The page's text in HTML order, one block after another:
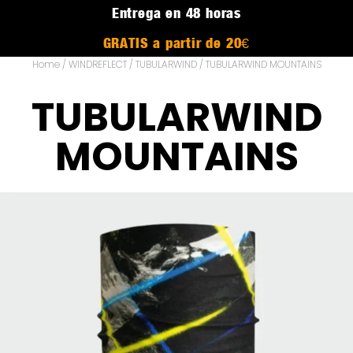
Entrega en 48 horas
GRATIS a partir de 20€
Home/ WINDREFLECT/ TUBULARWIND/ TUBULARWIND MOUNTAINS
TUBULARWIND
MOUNTAINS